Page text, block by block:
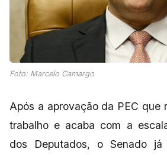
Foto: Marcelo Camargo
Após a aprovação da PEC que
trabalho e acaba com a
dos Deputados, o Senado